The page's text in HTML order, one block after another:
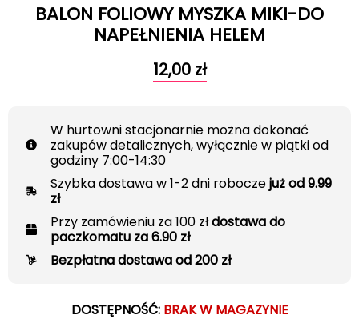
BALON FOLIOWY MYSZKA MIKI-DO
NAPEŁNIENIA HELEM
12,00 zł
W hurtowni stacjonarnie można dokonać
zakupów detalicznych, wyłącznie w piątki od
godziny 7:00-14:30
Szybka dostawa w 1-2 dni roboczejuż od 9.99
zł
Przy zamówieniu za 100 złdostawa do
paczkomatu za 6.90 zł
Bezpłatna dostawa od 200 zł
DOSTĘPNOŚĆ: BRAK W MAGAZYNIE